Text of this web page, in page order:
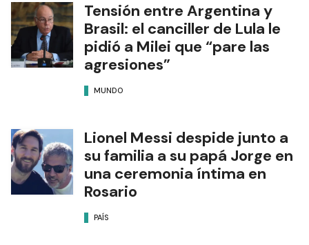
Tensión entre Argentina y
Brasil: el canciller de Lula le
pidió a Milei que “pare las
agresiones”
MUNDO
Lionel Messi despide junto a
su familia a su papá Jorge en
una ceremonia íntima en
Rosario
PAÍS